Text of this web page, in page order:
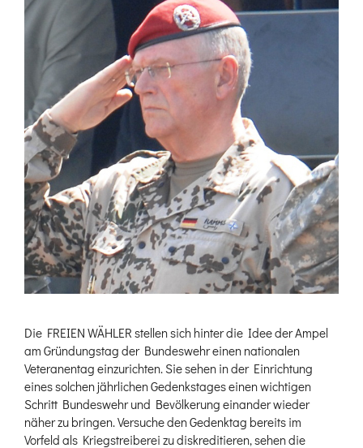
Die FREIEN WÄHLER stellen sich hinter die Idee der Ampel
am Gründungstag der Bundeswehr einen nationalen
Veteranentag einzurichten. Sie sehen in der Einrichtung
eines solchen jährlichen Gedenkstages einen wichtigen
Schritt Bundeswehr und Bevölkerung einander wieder
näher zu bringen. Versuche den Gedenktag bereits im
Vorfeld als Kriegstreiberei zu diskreditieren, sehen die